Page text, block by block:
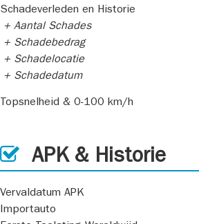
Schadeverleden en Historie
+ Aantal Schades
+ Schadebedrag
+ Schadelocatie
+ Schadedatum
Topsnelheid & 0-100 km/h
APK & Historie
Vervaldatum APK
Importauto